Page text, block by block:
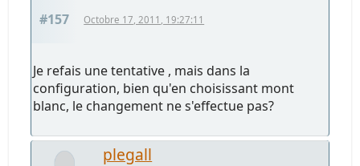
#157 Octobre 17, 2011, 19:27:11
Je refais une tentative , mais dans la
configuration, bien qu'en choisissant mont
blanc, le changement ne s'effectue pas?
plegall